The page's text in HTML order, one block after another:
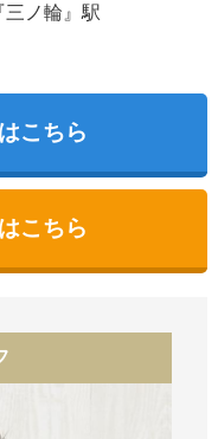
ノ輪』駅
こちら
こちら